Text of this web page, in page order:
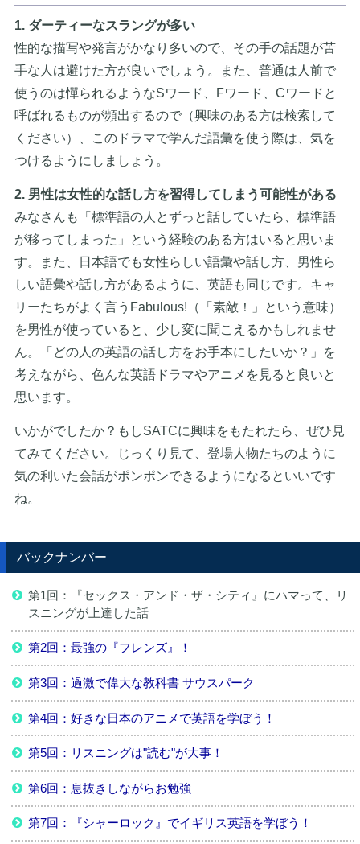
1. ダーティーなスラングが多い
性的な描写や発言がかなり多いので、その手の話題が苦
手な人は避けた方が良いでしょう。また、普通は人前で
使うのは憚られるようなSワード、Fワード、Cワードと
呼ばれるものが頻出するので（興味のある方は検索して
ください）、このドラマで学んだ語彙を使う際は、気を
つけるようにしましょう。
2. 男性は女性的な話し方を習得してしまう可能性がある
みなさんも「標準語の人とずっと話していたら、標準語
が移ってしまった」という経験のある方はいると思いま
す。また、日本語でも女性らしい語彙や話し方、男性ら
しい語彙や話し方があるように、英語も同じです。キャ
リーたちがよく言うFabulous!（「素敵！」という意味）
を男性が使っていると、少し変に聞こえるかもしれませ
ん。「どの人の英語の話し方をお手本にしたいか？」を
考えながら、色んな英語ドラマやアニメを見ると良いと
思います。
いかがでしたか？もしSATCに興味をもたれたら、ぜひ見
てみてください。じっくり見て、登場人物たちのように
気の利いた会話がポンポンできるようになるといいです
ね。
バックナンバー
第1回：『セックス・アンド・ザ・シティ』にハマって、リ
スニングが上達した話
第2回：最強の『フレンズ』！
第3回：過激で偉大な教科書 サウスパーク
第4回：好きな日本のアニメで英語を学ぼう！
第5回：リスニングは"読む"が大事！
第6回：息抜きしながらお勉強
第7回：『シャーロック』でイギリス英語を学ぼう！